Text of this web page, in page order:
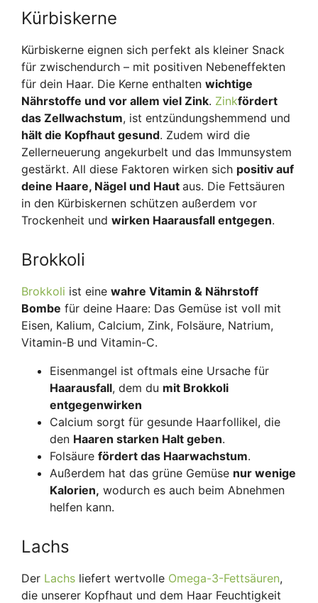
Kürbiskerne
Kürbiskerne eignen sich perfekt als kleiner Snack
für zwischendurch – mit positiven Nebeneffekten
für dein Haar. Die Kerne enthalten wichtige
Nährstoffe und vor allem viel Zink. Zinkfördert
das Zellwachstum, ist entzündungshemmend und
hält die Kopfhaut gesund. Zudem wird die
Zellerneuerung angekurbelt und das Immunsystem
gestärkt. All diese Faktoren wirken sich positiv auf
deine Haare, Nägel und Haut aus. Die Fettsäuren
in den Kürbiskernen schützen außerdem vor
Trockenheit und wirken Haarausfall entgegen.
Brokkoli
Brokkoli ist eine wahre Vitamin & Nährstoff
Bombe für deine Haare: Das Gemüse ist voll mit
Eisen, Kalium, Calcium, Zink, Folsäure, Natrium,
Vitamin-B und Vitamin-C.
Eisenmangel ist oftmals eine Ursache für
Haarausfall, dem du mit Brokkoli
entgegenwirken
Calcium sorgt für gesunde Haarfollikel, die
den Haaren starken Halt geben.
Folsäure fördert das Haarwachstum.
Außerdem hat das grüne Gemüse nur wenige
Kalorien, wodurch es auch beim Abnehmen
helfen kann.
Lachs
Der Lachs liefert wertvolle Omega-3-Fettsäuren,
die unserer Kopfhaut und dem Haar Feuchtigkeit